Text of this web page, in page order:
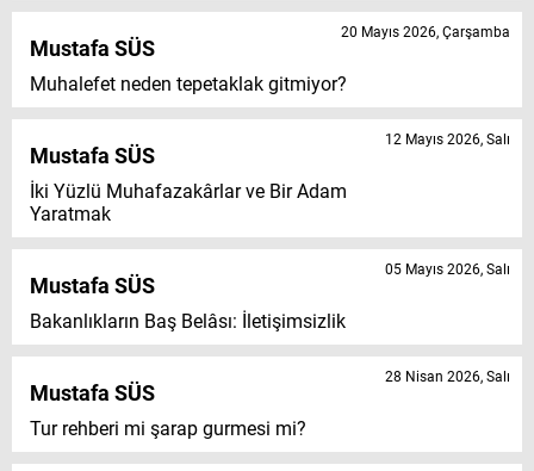
Mustafa SÜS
Muhalefet neden tepetaklak gitmiyor?
20 Mayıs 2026, Çarşamba
Mustafa SÜS
İki Yüzlü Muhafazakârlar ve Bir Adam
Yaratmak
12 Mayıs 2026, Salı
Mustafa SÜS
Bakanlıkların Baş Belâsı: İletişimsizlik
05 Mayıs 2026, Salı
Mustafa SÜS
Tur rehberi mi şarap gurmesi mi?
28 Nisan 2026, Salı